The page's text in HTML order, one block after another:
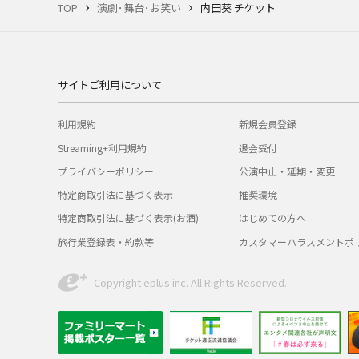
TOP 演劇･舞台･お笑い 内田葵 チケット
サイトご利用について
利用規約
Streaming+利用規約
プライバシーポリシー
特定商取引法に基づく表示
特定商取引法に基づく表示(お酒)
旅行業登録表・約款等
新規会員登録
退会受付
公演中止・延期・変更
推奨環境
はじめての方へ
カスタマーハラスメントポ
Copyright eplus inc. All Rights Reserved.